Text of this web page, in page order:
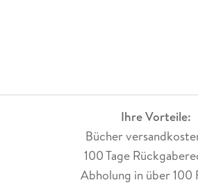
Ihre Vorteile:
Bücher
100 Tage
Abholung in über 100